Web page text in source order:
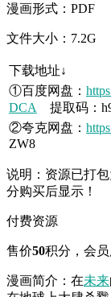
漫画形式：PDF
文件大小：7.2G
下载地址↓
①百度网盘：
DCA
提取码：
②夸克网盘：
ZW8
说明：资源已打
分购买后显示！
付费资源
售价50积分 ，会
漫画简介：在未来